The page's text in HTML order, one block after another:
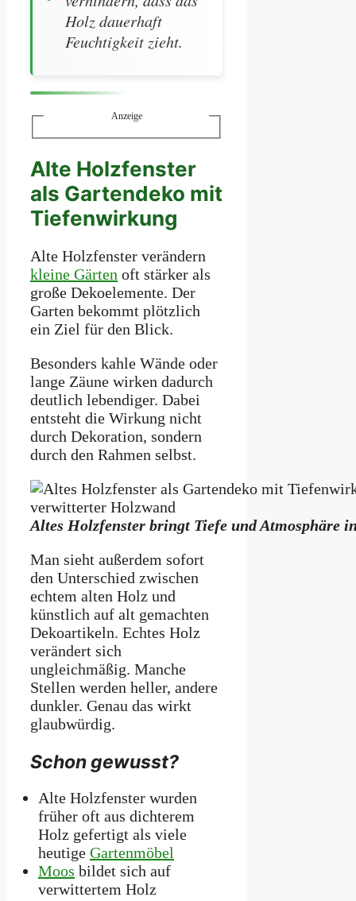
Holz dauerhaft
Feuchtigkeit zieht.
Anzeige
Alte Holzfenster
als Gartendeko mit
Tiefenwirkung
Alte Holzfenster verändern
kleine Gärten oft stärker als
große Dekoelemente. Der
Garten bekommt plötzlich
ein Ziel für den Blick.
Besonders kahle Wände oder
lange Zäune wirken dadurch
deutlich lebendiger. Dabei
entsteht die Wirkung nicht
durch Dekoration, sondern
durch den Rahmen selbst.
Altes Holzfenster bringt Tiefe und Atmosphäre
Man sieht außerdem sofort
den Unterschied zwischen
echtem alten Holz und
künstlich auf alt gemachten
Dekoartikeln. Echtes Holz
verändert sich
ungleichmäßig. Manche
Stellen werden heller, andere
dunkler. Genau das wirkt
glaubwürdig.
Schon gewusst?
Alte Holzfenster wurden
früher oft aus dichterem
Holz gefertigt als viele
heutige Gartenmöbel
Moos bildet sich auf
verwittertem Holz